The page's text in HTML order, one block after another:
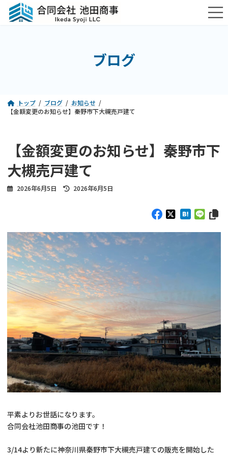
ブログ
トップ ブログ
お知らせ
【金額変更のお知らせ】秦野市下大槻売戸建て
【金額変更のお知らせ】秦野市下
大槻売戸建て
2026年6月5日
最
時
:
2026年6月5日
平素よりお世話になります。
合同会社池田商事の池田です！
3/14より新たに神奈川県秦野市下大槻売戸建ての販売を開始した